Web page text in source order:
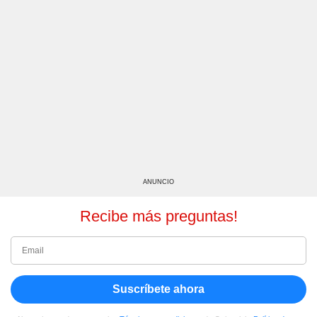
ANUNCIO
Recibe más preguntas!
Suscríbete ahora